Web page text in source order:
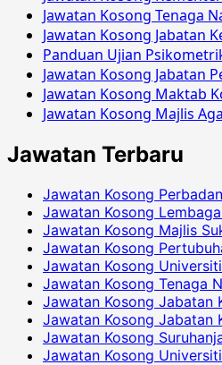
Jawatan Kosong Tenaga
Jawatan Kosong Jabatan
Panduan Ujian
Jawatan Kosong Jabatan
Jawatan Kosong Maktab
Jawatan Kosong Majlis
Jawatan Terbaru
Jawatan Kosong
Jawatan Kosong
Jawatan Kosong Majlis
Jawatan Kosong
Jawatan Kosong
Jawatan Kosong Tenaga
Jawatan Kosong Jabatan
Jawatan Kosong Jabatan
Jawatan Kosong
Jawatan Kosong